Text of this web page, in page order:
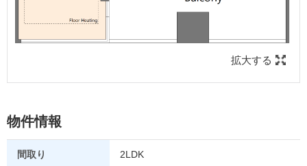
拡大する
物件情報
間取り 2LDK